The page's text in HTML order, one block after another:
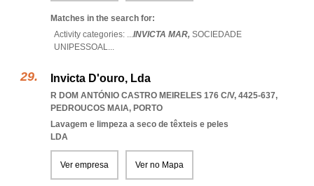
Matches in the search for:
Activity categories: ...INVICTA MAR, SOCIEDADE
UNIPESSOAL...
Invicta D'ouro, Lda
R DOM ANTÓNIO CASTRO MEIRELES 176 C/V, 4425-637,
PEDROUCOS MAIA, PORTO
Lavagem e limpeza a seco de têxteis e peles
LDA
Ver empresa Ver no Mapa